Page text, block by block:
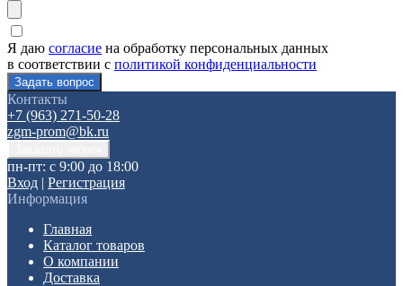
Я даю согласие на обработку персональных данных
в соответствии с политикой конфиденциальности
Контакты
+7 (963) 271-50-28
zgm-prom@bk.ru
пн-пт: с 9:00 до 18:00
Вход | Регистрация
Информация
Главная
Каталог товаров
О компании
Доставка